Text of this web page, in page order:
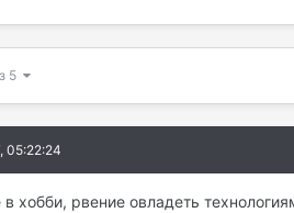
5
05:22:24
в хобби, рвение овладеть